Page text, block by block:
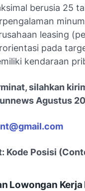
berusia 25
leasing
pada
kendaraan
silahkan
Agustus
Kode Posisi
Lowongan